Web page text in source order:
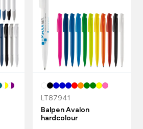
LT87941
Balpen Avalon
hardcolour